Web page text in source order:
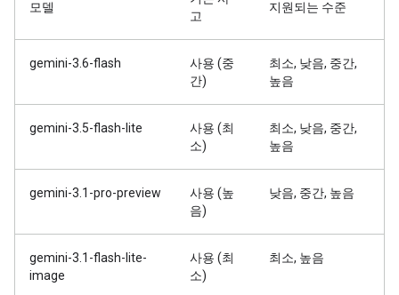
모델
고
지원되는 수준
gemini-3.6-flash
사용 (중
간)
최소, 낮음, 중간,
높음
gemini-3.5-flash-lite
사용 (최
소)
최소, 낮음, 중간,
높음
gemini-3.1-pro-preview
사용 (높
음)
낮음, 중간, 높음
gemini-3.1-flash-lite-
image
사용 (최
소)
최소, 높음